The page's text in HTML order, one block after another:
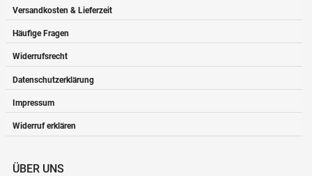
Versandkosten & Lieferzeit
Häufige Fragen
Widerrufsrecht
Datenschutzerklärung
Impressum
Widerruf erklären
ÜBER UNS